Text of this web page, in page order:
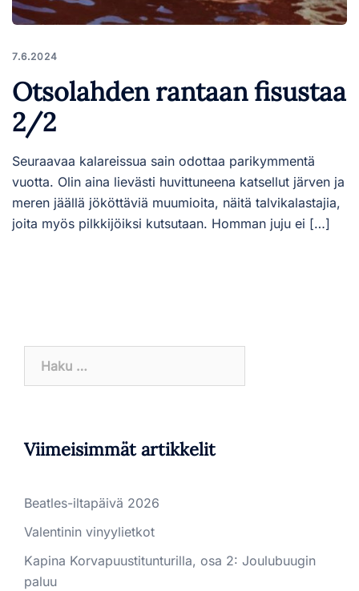
7.6.2024
Otsolahden rantaan fisustaa
2/2
Seuraavaa kalareissua sain odottaa parikymmentä
vuotta. Olin aina lievästi huvittuneena katsellut järven ja
meren jäällä jököttäviä muumioita, näitä talvikalastajia,
joita myös pilkkijöiksi kutsutaan. Homman juju ei […]
Viimeisimmät artikkelit
Beatles-iltapäivä 2026
Valentinin vinyylietkot
Kapina Korvapuustitunturilla, osa 2: Joulubuugin
paluu